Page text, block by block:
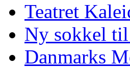
Teatret
Ny sokkel
Danmarks